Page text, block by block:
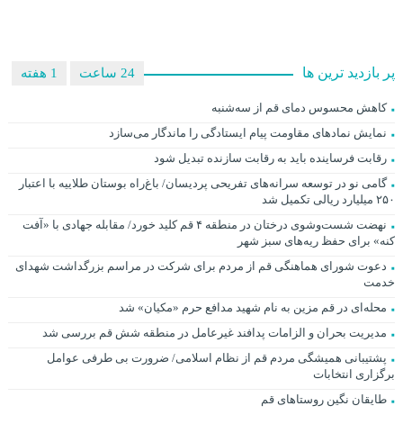
پر بازدید ترین ها 1 هفته 24 ساعت
کاهش محسوس دمای قم از سه‌شنبه
نمایش نمادهای مقاومت پیام ایستادگی را ماندگار می‌سازد
رقابت فرساینده باید به رقابت سازنده تبدیل شود
گامی نو در توسعه سرانه‌های تفریحی پردیسان/ باغ‌راه بوستان طلاییه با اعتبار
۲۵۰ میلیارد ریالی تکمیل شد
نهضت شست‌وشوی درختان در منطقه ۴ قم کلید خورد/ مقابله جهادی با «آفت
کنه» برای حفظ ریه‌های سبز شهر
دعوت شورای هماهنگی قم از مردم برای شرکت در مراسم بزرگداشت شهدای
خدمت
محله‌ای در قم مزین به نام شهید مدافع حرم «مکیان» شد
مدیریت بحران و الزامات پدافند غیرعامل در منطقه شش قم بررسی شد
پشتیبانی همیشگی مردم قم از نظام اسلامی/ ضرورت بی طرفی عوامل
برگزاری انتخابات
طایقان نگین روستاهای قم